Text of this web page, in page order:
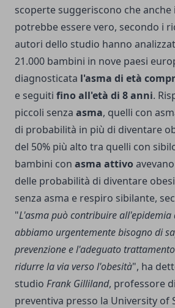
scoperte suggeriscono che
potrebbe essere vero, secondo i
autori dello studio hanno
21.000 bambini in nove paesi
diagnosticata l'asma di età
e seguiti fino all'età di 8 anni.
piccoli senza asma, quelli con
di probabilità in più di diventare
del 50% più alto tra quelli con
bambini con asma attivo
delle probabilità di diventare
senza asma e respiro sibilante,
"L'asma può contribuire all'epidemia
abbiamo urgentemente bisogno di
prevenzione e l'adeguato
ridurre la via verso l'obesità", ha
studio Frank Gilliland, professore
preventiva presso la University of